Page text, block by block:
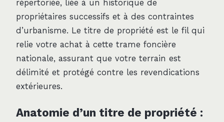
répertoriée, liée à un historique de
propriétaires successifs et à des contraintes
d’urbanisme. Le titre de propriété est le fil qui
relie votre achat à cette trame foncière
nationale, assurant que votre terrain est
délimité et protégé contre les revendications
extérieures.
Anatomie d’un titre de propriété :